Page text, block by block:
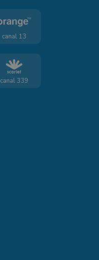
canal 13
canal 339